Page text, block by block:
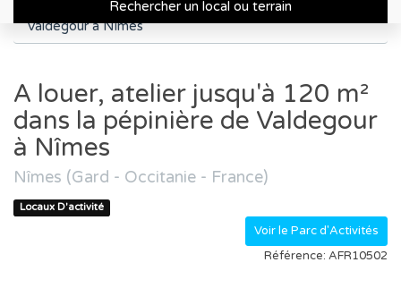
Rechercher un local ou terrain
A louer, atelier jusqu'à 120 m² dans la pépinière de
Valdegour à Nîmes
A louer, atelier jusqu'à 120 m²
dans la pépinière de Valdegour
à Nîmes
Nîmes (Gard - Occitanie - France)
Locaux D'activité
Voir le Parc d'Activités
Référence: AFR10502